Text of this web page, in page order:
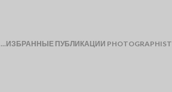
...ИЗБРАННЫЕ ПУБЛИКАЦИИ PHOTOGRAPHIST